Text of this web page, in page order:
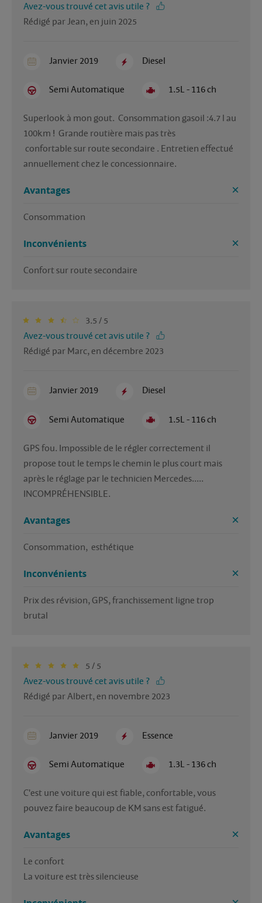
Avez-vous trouvé cet avis utile ?
Rédigé par Jean, en juin 2025
Janvier 2019 Diesel
Semi Automatique 1.5L - 116 ch
Superlook à mon gout.  Consommation gasoil :4.7 l au
100km !  Grande routière mais pas très
annuellement chez le concessionnaire.
Avantages
Consommation
Inconvénients
Confort sur route secondaire
3.5 / 5
Avez-vous trouvé cet avis utile ?
Rédigé par Marc, en décembre 2023
Janvier 2019 Diesel
Semi Automatique 1.5L - 116 ch
GPS fou. Impossible de le régler correctement il
propose tout le temps le chemin le plus court mais
après le réglage par le technicien Mercedes.....
INCOMPRÉHENSIBLE.
Avantages
Consommation,  esthétique
Inconvénients
Prix des révision, GPS, franchissement ligne trop
brutal
5 / 5
Avez-vous trouvé cet avis utile ?
Rédigé par Albert, en novembre 2023
Janvier 2019 Essence
Semi Automatique 1.3L - 136 ch
C'est une voiture qui est fiable, confortable, vous
pouvez faire beaucoup de KM sans est fatigué.
Avantages
Le confort